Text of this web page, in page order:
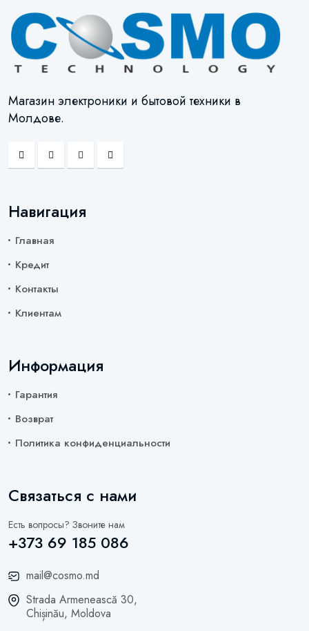
Магазин электроники и бытовой техники в
Молдове.
Навигация
Главная
Кредит
Контакты
Клиентам
Информация
Гарантия
Возврат
Политика конфиденциальности
Связаться с нами
Есть вопросы? Звоните нам
+373 69 185 086
mail@cosmo.md
Strada Armenească 30,
Chișinău, Moldova